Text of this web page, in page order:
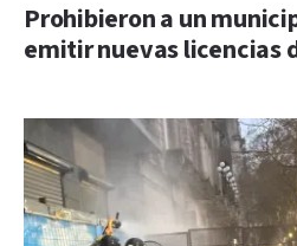
Prohibieron a un
emitir nuevas licencias